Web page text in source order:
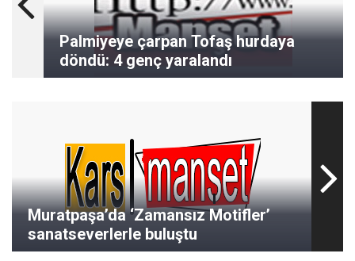
Palmiyeye çarpan Tofaş hurdaya
döndü: 4 genç yaralandı
Muratpaşa’da ‘Zamansız Motifler’
sanatseverlerle buluştu